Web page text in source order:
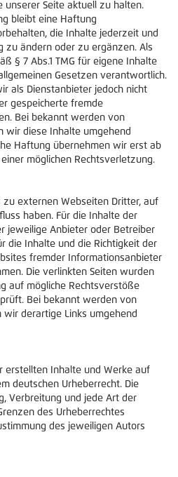
unserer Seite aktuell zu halten.
bleibt eine Haftung
die Inhalte jederzeit und
zu ändern oder zu ergänzen. Als
§ 7 Abs.1 TMG für eigene Inhalte
Gesetzen verantwortlich.
als Dienstanbieter jedoch nicht
gespeicherte fremde
Bei bekannt werden von
wir diese Inhalte umgehend
Haftung übernehmen wir erst ab
möglichen Rechtsverletzung.
zu externen Webseiten Dritter, auf
haben. Für die Inhalte der
jeweilige Anbieter oder Betreiber
die Inhalte und die Richtigkeit der
fremder Informationsanbieter
Die verlinkten Seiten wurden
auf mögliche Rechtsverstöße
Bei bekannt werden von
derartige Links umgehend
erstellten Inhalte und Werke auf
deutschen Urheberrecht. Die
Verbreitung und jede Art der
des Urheberrechtes
des jeweiligen Autors